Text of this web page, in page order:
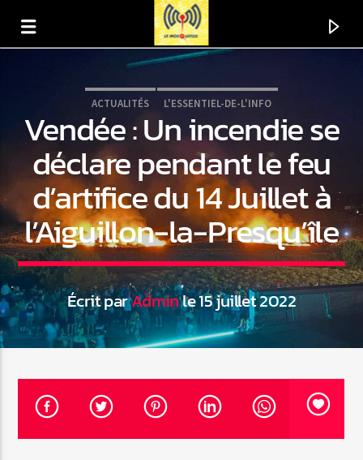
En ce moment
Titre
Artiste
ACTUALITÉS L'ESSENTIEL-DE-L'INFO
Vendée : Un incendie se
déclare pendant le feu
d’artifice du 14 Juillet à
l’Aiguillon-la-Presqu’île
Écrit parAdminle 15 juillet 2022